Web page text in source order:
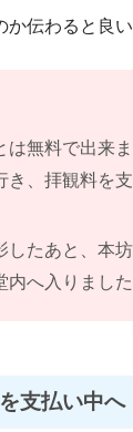
か伝わると良
は無料で出来
、拝観料を
したあと、本
へ入りました
支払い中へ